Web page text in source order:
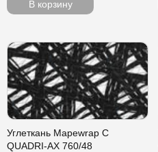
В корзину
Углеткань Mapewrap C
QUADRI-AX 760/48